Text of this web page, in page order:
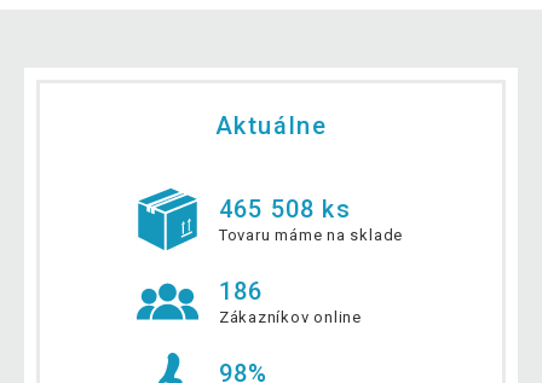
Aktuálne
465 508 ks
Tovaru máme na sklade
186
Zákazníkov online
98%